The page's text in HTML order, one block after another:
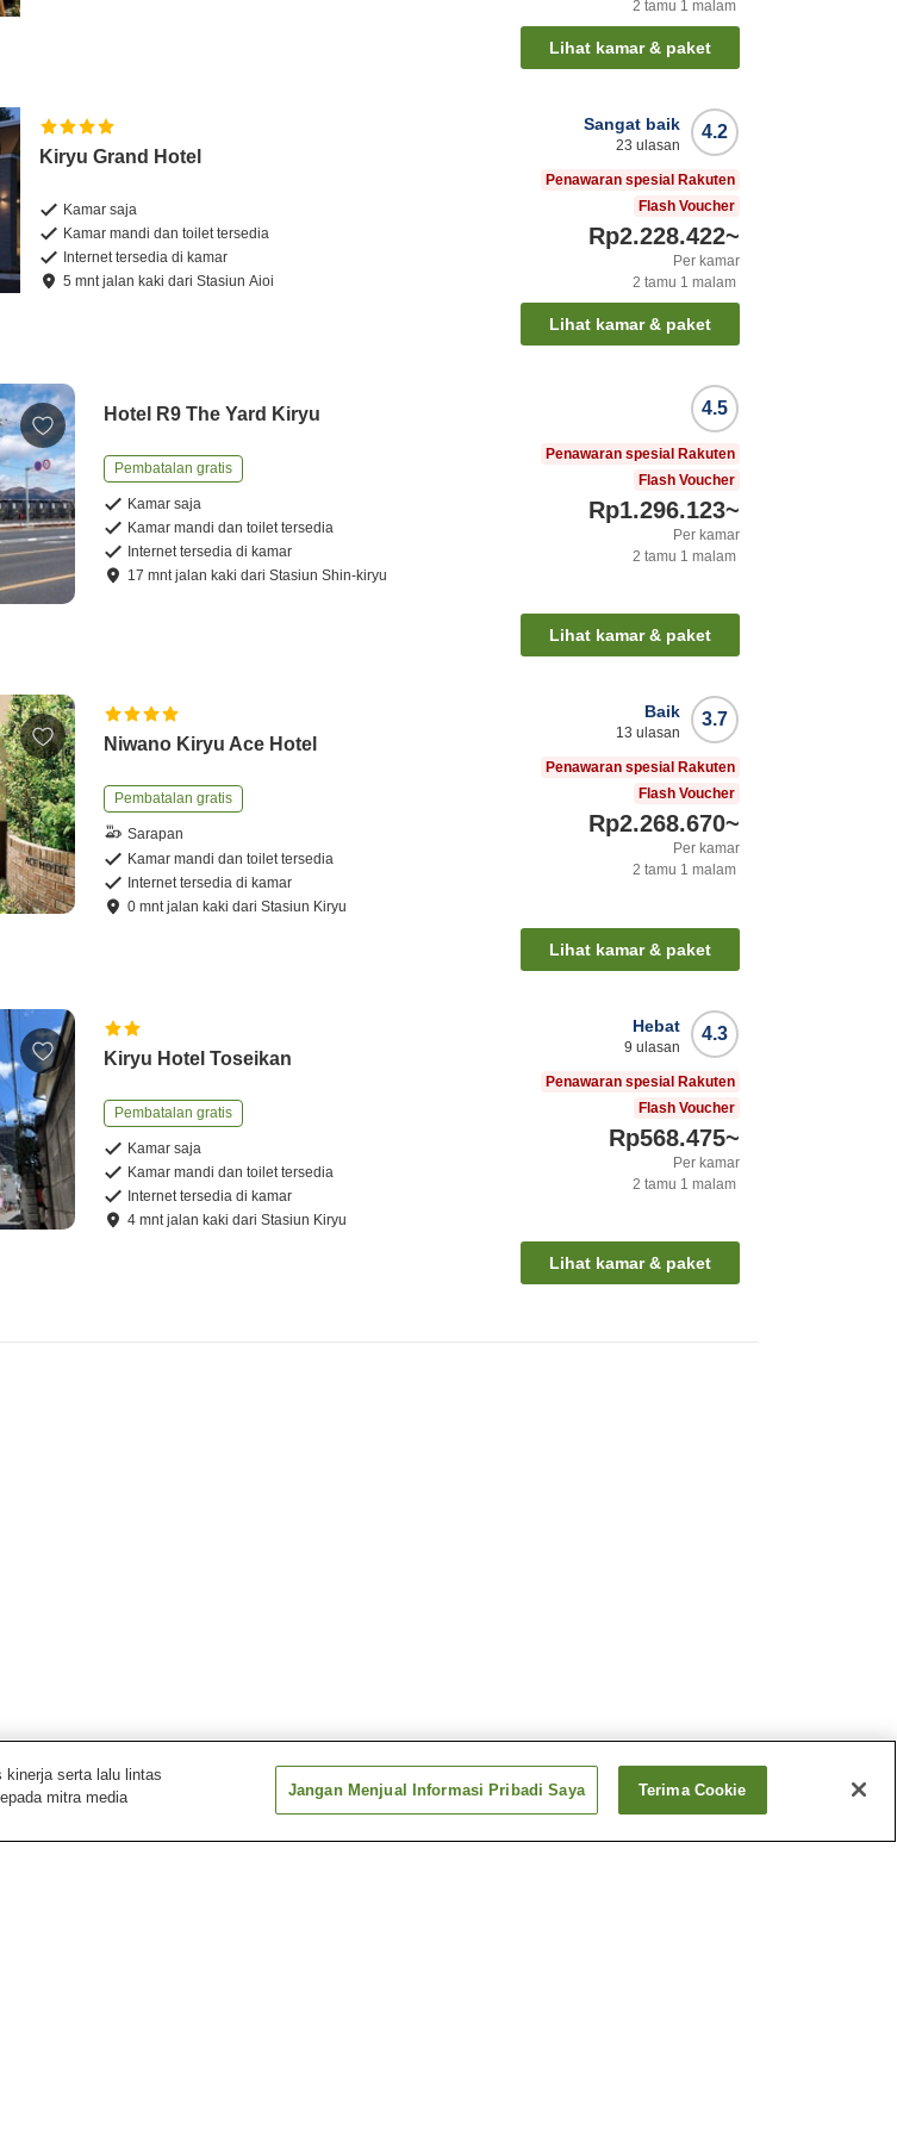
2 tamu 1 malam
Lihat kamar & paket
Kiryu Grand Hotel
Kamar saja
Kamar mandi dan toilet tersedia
Internet tersedia di kamar
5 mntjalan kaki dariStasiun Aioi
4.2
Sangat baik
23 ulasan
Penawaran spesial Rakuten
Flash Voucher
Rp2.228.422~
Per kamar
2 tamu 1 malam
Lihat kamar & paket
Hotel R9 The Yard Kiryu
Pembatalan gratis
Kamar saja
Kamar mandi dan toilet tersedia
Internet tersedia di kamar
17 mntjalan kaki dariStasiun Shin-kiryu
4.5
Penawaran spesial Rakuten
Flash Voucher
Rp1.296.123~
Per kamar
2 tamu 1 malam
Lihat kamar & paket
Niwano Kiryu Ace Hotel
Pembatalan gratis
Sarapan
Kamar mandi dan toilet tersedia
Internet tersedia di kamar
0 mntjalan kaki dariStasiun Kiryu
3.7
Baik
13 ulasan
Penawaran spesial Rakuten
Flash Voucher
Rp2.268.670~
Per kamar
2 tamu 1 malam
Lihat kamar & paket
Kiryu Hotel Toseikan
Pembatalan gratis
Kamar saja
Kamar mandi dan toilet tersedia
Internet tersedia di kamar
4 mntjalan kaki dariStasiun Kiryu
4.3
Hebat
9 ulasan
Penawaran spesial Rakuten
Flash Voucher
Rp568.475~
Per kamar
2 tamu 1 malam
Lihat kamar & paket
kinerja serta lalu lintas
mitra media
Jangan Menjual Informasi Pribadi Saya Terima Cookie